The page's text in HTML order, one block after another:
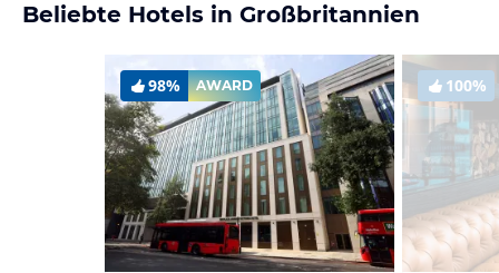
Beliebte Hotels in Großbritannien
98% AWARD 100%